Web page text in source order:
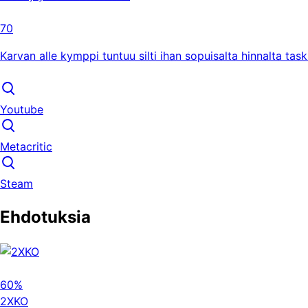
70
Karvan alle kymppi tuntuu silti ihan sopuisalta hinnalta
Youtube
Metacritic
Steam
Ehdotuksia
60%
2XKO